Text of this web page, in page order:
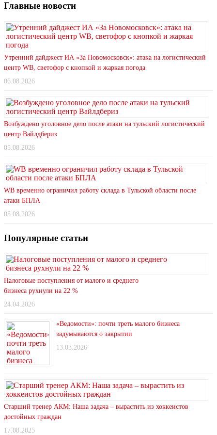
Главные новости
Утренний дайджест ИА «За Новомосковск»: атака на логистический
центр WB, светофор с кнопкой и жаркая погода
06.08.2026
Возбуждено уголовное дело после атаки на тульский логистический
центр Вайлдбериз
05.08.2026
WB временно ограничил работу склада в Тульской области после
атаки БПЛА
05.08.2026
Популярные статьи
Налоговые поступления от малого и среднего
бизнеса рухнули на 22 %
24.04.2026
«Ведомости»: почти треть малого бизнеса
задумываются о закрытии
13.03.2026
Старший тренер АКМ: Наша задача – вырастить из хоккеистов
достойных граждан
17.08.2025